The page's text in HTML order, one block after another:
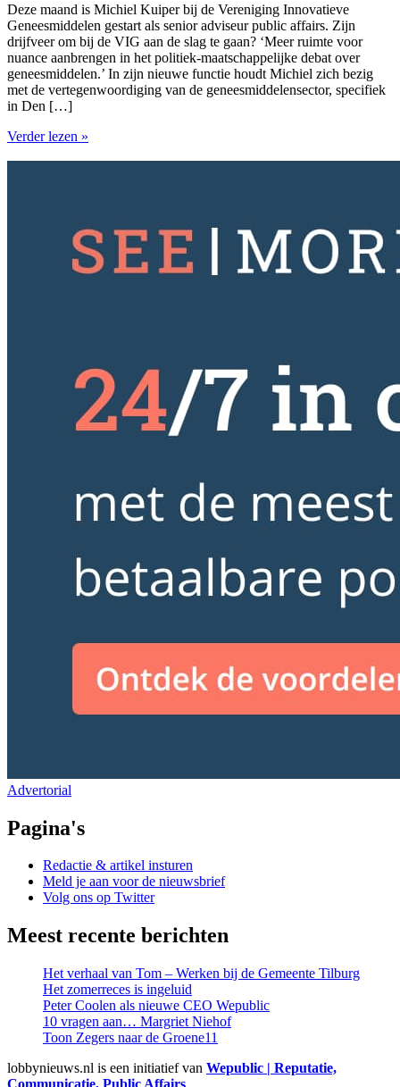
Deze maand is Michiel Kuiper bij de Vereniging Innovatieve
Geneesmiddelen gestart als senior adviseur public affairs. Zijn
drijfveer om bij de VIG aan de slag te gaan? ‘Meer ruimte voor
nuance aanbrengen in het politiek-maatschappelijke debat over
geneesmiddelen.’ In zijn nieuwe functie houdt Michiel zich bezig
met de vertegenwoordiging van de geneesmiddelensector, specifiek
in Den […]
Verder lezen »
Advertorial
Pagina's
Redactie & artikel insturen
Meld je aan voor de nieuwsbrief
Volg ons op Twitter
Meest recente berichten
Het verhaal van Tom – Werken bij de Gemeente Tilburg
Het zomerreces is ingeluid
Peter Coolen als nieuwe CEO Wepublic
10 vragen aan… Margriet Niehof
Toon Zegers naar de Groene11
lobbynieuws.nl is een initiatief van Wepublic | Reputatie,